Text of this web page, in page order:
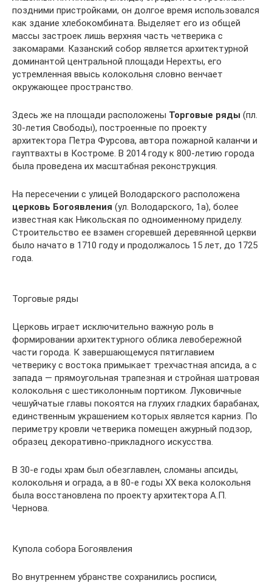
поздними пристройками, он долгое время использовался
как здание хлебокомбината. Выделяет его из общей
массы застроек лишь верхняя часть четверика с
закомарами. Казанский собор является архитектурной
доминантой центральной площади Нерехты, его
устремленная ввысь колокольня словно венчает
окружающее пространство.
Здесь же на площади расположены Торговые ряды (пл.
30-летия Свободы), построенные по проекту
архитектора Петра Фурсова, автора пожарной каланчи и
гауптвахты в Костроме. В 2014 году к 800-летию города
была проведена их масштабная реконструкция.
На пересечении с улицей Володарского расположена
церковь Богоявления (ул. Володарского, 1а), более
известная как Никольская по одноименному приделу.
Строительство ее взамен сгоревшей деревянной церкви
было начато в 1710 году и продолжалось 15 лет, до 1725
года.
Торговые ряды
Церковь играет исключительно важную роль в
формировании архитектурного облика левобережной
части города. К завершающемуся пятиглавием
четверику с востока примыкает трехчастная апсида, а с
запада — прямоугольная трапезная и стройная шатровая
колокольня с шестиколонным портиком. Луковичные
чешуйчатые главы покоятся на глухих гладких барабанах,
единственным украшением которых является карниз. По
периметру кровли четверика помещен ажурный подзор,
образец декоративно-прикладного искусства.
В 30-е годы храм был обезглавлен, сломаны апсиды,
колокольня и ограда, а в 80-е годы XX века колокольня
была восстановлена по проекту архитектора А.П.
Чернова.
Купола собора Богоявления
Во внутреннем убранстве сохранились росписи,